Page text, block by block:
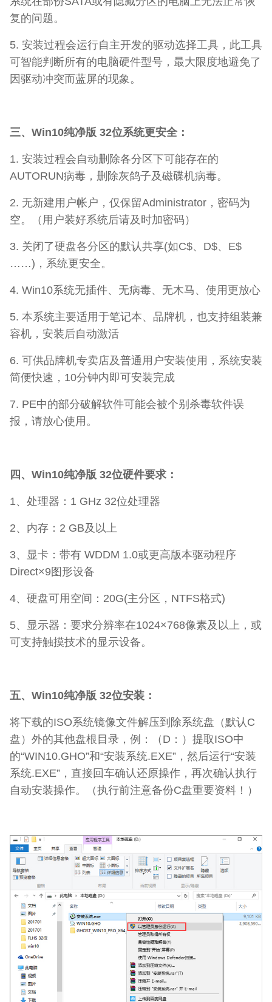
复的问题。
5. 安装过程会运行自主开发的驱动选择工具，此工具
可智能判断所有的电脑硬件型号，最大限度地避免了
因驱动冲突而蓝屏的现象。
三、Win10纯净版 32位系统更安全：
1. 安装过程会自动删除各分区下可能存在的
AUTORUN病毒，删除灰鸽子及磁碟机病毒。
2. 无新建用户帐户，仅保留Administrator，密码为
空。（用户装好系统后请及时加密码）
3. 关闭了硬盘各分区的默认共享(如C$、D$、E$
……)，系统更安全。
4. Win10系统无插件、无病毒、无木马、使用更放心
5. 本系统主要适用于笔记本、品牌机，也支持组装兼
容机，安装后自动激活
6. 可供品牌机专卖店及普通用户安装使用，系统安装
简便快速，10分钟内即可安装完成
7. PE中的部分破解软件可能会被个别杀毒软件误
报，请放心使用。
四、Win10纯净版 32位硬件要求：
1、处理器：1 GHz 32位处理器
2、内存：2 GB及以上
3、显卡：带有 WDDM 1.0或更高版本驱动程序
Direct×9图形设备
4、硬盘可用空间：20G(主分区，NTFS格式)
5、显示器：要求分辨率在1024×768像素及以上，或
可支持触摸技术的显示设备。
五、Win10纯净版 32位安装：
将下载的ISO系统镜像文件解压到除系统盘（默认C
盘）外的其他盘根目录，例：（D：）提取ISO中
的“WIN10.GHO”和“安装系统.EXE”，然后运行“安装
系统.EXE”，直接回车确认还原操作，再次确认执行
自动安装操作。（执行前注意备份C盘重要资料！）